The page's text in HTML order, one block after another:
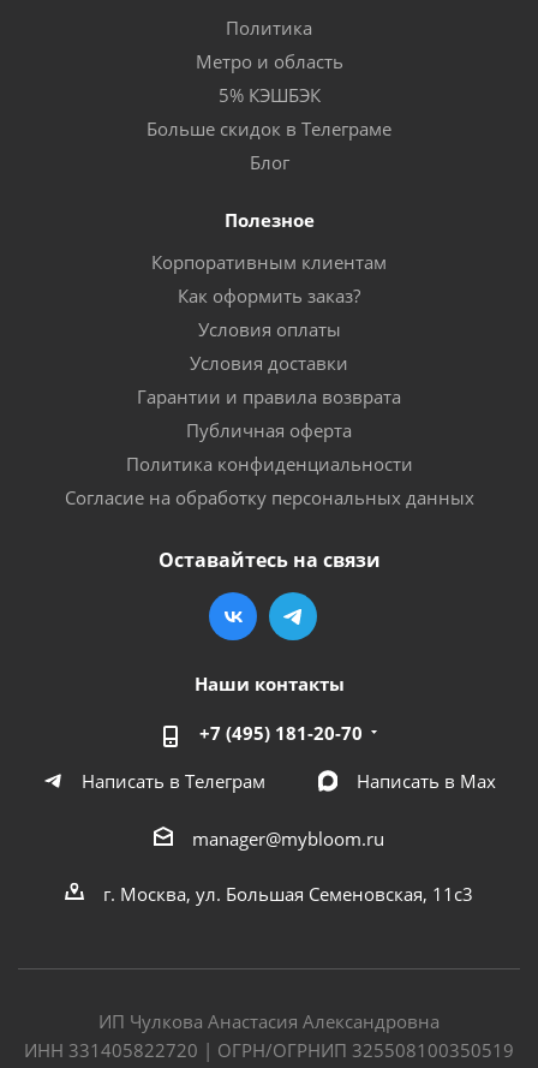
Политика
Метро и область
5% КЭШБЭК
Больше скидок в Телеграме
Блог
Полезное
Корпоративным клиентам
Как оформить заказ?
Условия оплаты
Условия доставки
Гарантии и правила возврата
Публичная оферта
Политика конфиденциальности
Согласие на обработку персональных данных
Оставайтесь на связи
Наши контакты
+7 (495) 181-20-70
Написать в Телеграм
Написать в Мах
manager@mybloom.ru
г. Москва, ул. Большая Семеновская, 11с3
ИП Чулкова Анастасия Александровна
ИНН 331405822720 | ОГРН/ОГРНИП 325508100350519